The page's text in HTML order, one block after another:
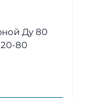
Ду 80
80